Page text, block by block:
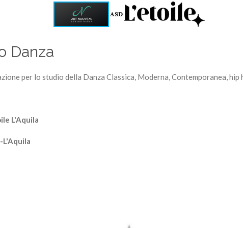
Danza
per lo studio della Danza Classica, Moderna, Contemporanea, hip
L'Aquila
L'Aquila